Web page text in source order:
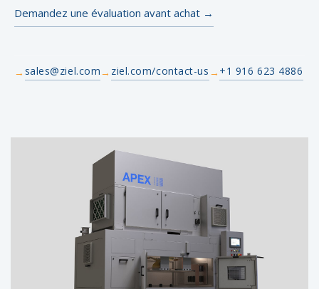
Demandez une évaluation avant achat →
sales@ziel.com ziel.com/contact-us +1 916 623 4886